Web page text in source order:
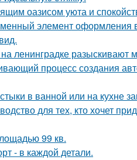
оазисом уюта и
элемент оформления
ленинградке разыскивают
процесс создания
в ванной или на кухне
для тех, кто хочет
99 кв.
- в каждой детали.